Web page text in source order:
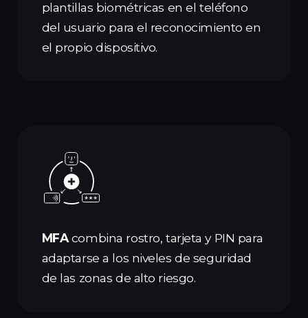
plantillas biométricas en el teléfono
del usuario para el reconocimiento en
el propio dispositivo.
MFAcombina rostro, tarjeta y PIN para
adaptarse a los niveles de seguridad
de las zonas de alto riesgo.